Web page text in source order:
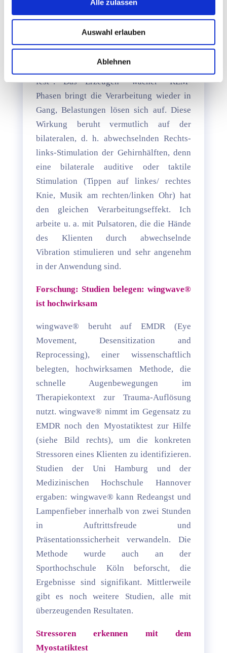
Alle zulassen
Auswahl erlauben
Ablehnen
Der Stress wird im Nervensystem
gespeichert, „steckt dort unverarbeitet
fest“. Das Erzeugen “wacher” REM-
Phasen bringt die Verarbeitung wieder in
Gang, Belastungen lösen sich auf. Diese
Wirkung beruht vermutlich auf der
bilateralen, d. h. abwechselnden Rechts-
links-Stimulation der Gehirnhälften, denn
eine bilaterale auditive oder taktile
Stimulation (Tippen auf linkes/ rechtes
Knie, Musik am rechten/linken Ohr) hat
den gleichen Verarbeitungseffekt. Ich
arbeite u. a. mit Pulsatoren, die die Hände
des Klienten durch abwechselnde
Vibration stimulieren und sehr angenehm
in der Anwendung sind.
Forschung: Studien belegen: wingwave®
ist hochwirksam
wingwave® beruht auf EMDR (Eye
Movement, Desensitization and
Reprocessing), einer wissenschaftlich
belegten, hochwirksamen Methode, die
schnelle Augenbewegungen im
Therapiekontext zur Trauma-Auflösung
nutzt. wingwave® nimmt im Gegensatz zu
EMDR noch den Myostatiktest zur Hilfe
(siehe Bild rechts), um die konkreten
Stressoren eines Klienten zu identifizieren.
Studien der Uni Hamburg und der
Medizinischen Hochschule Hannover
ergaben: wingwave® kann Redeangst und
Lampenfieber innerhalb von zwei Stunden
in Auftrittsfreude und
Präsentationssicherheit verwandeln. Die
Methode wurde auch an der
Sporthochschule Köln beforscht, die
Ergebnisse sind signifikant. Mittlerweile
gibt es noch weitere Studien, alle mit
überzeugenden Resultaten.
Stressoren erkennen mit dem
Myostatiktest